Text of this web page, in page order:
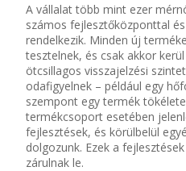
A vállalat több mint ezer
számos fejlesztőközponttal és
rendelkezik. Minden új
tesztelnek, és csak akkor
ötcsillagos visszajelzési
odafigyelnek – például egy
szempont egy termék
termékcsoport esetében
fejlesztések, és körülbelül
dolgozunk. Ezek a
zárulnak le.